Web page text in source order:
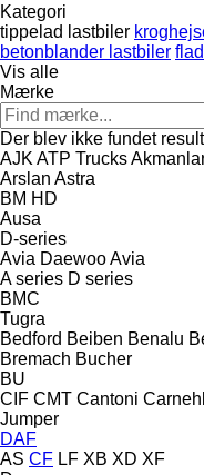
Kategori
tippelad lastbiler
betonblander lastbiler
Vis alle
Mærke
Der blev ikke fundet
AJK ATP Trucks
Arslan Astra
BM HD
Ausa
D-series
Avia DaewooAvia
A series D series
BMC
Tugra
Bedford Beiben Benalu
Bremach Bucher
BU
CIF CMT Cantoni Carnehl
Jumper
DAF
AS CF LF XB XD XF